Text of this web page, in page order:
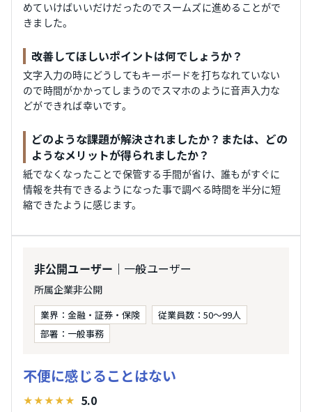
めていけばいいだけだったのでスームズに進めることがで
きました。
改善してほしいポイントは何でしょうか？
文字入力の時にどうしてもキーボードを打ちなれていない
ので時間がかかってしまうのでスマホのように音声入力な
どができれば幸いです。
どのような課題が解決されましたか？または、どの
ようなメリットが得られましたか？
紙でなくなったことで保管する手間が省け、誰もがすぐに
情報を共有できるようになった事で調べる時間を半分に短
縮できたように感じます。
非公開ユーザー ｜一般ユーザー
所属企業非公開
業界：金融・証券・保険
従業員数：50～99人
部署：一般事務
不便に感じることはない
★★★★★ 5.0